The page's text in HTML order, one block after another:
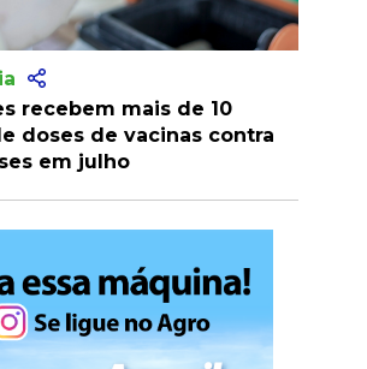
recebem mais de 10
doses de vacinas contra
em julho